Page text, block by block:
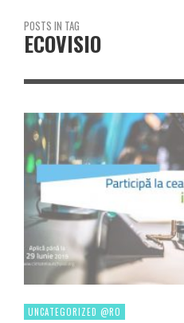
POSTS IN TAG
ECOVISIO
UNCATEGORIZED @RO